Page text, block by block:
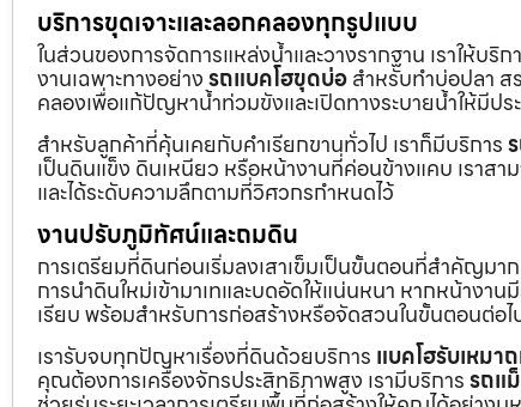
บริการขุดเจาะและลอกคลองทุกรูปแบบ
ในส่วนของการจัดการแหล่งน้ำและวางรากฐาน เราให้บริก
งานเฉพาะทางอย่างรถแบคโฮขุดบ่อสำหรับทำบ่อปลา ส
คลองเพื่อแก้ปัญหาน้ำท่วมขังและเปิดทางระบายน้ำให้มีป
สำหรับลูกค้าที่คุ้นเคยกับคำเรียกขานทั่วไป เราก็มีบริการ
เป็นดินแข็ง ดินเหนียว หรือหน้างานที่ค่อนข้างแคบ เราสา
และได้ระดับความลึกตามที่วิศวกรกำหนดไว้
งานปรับภูมิทัศน์และถมดิน
การเตรียมที่ดินก่อนเริ่มลงเสาเข็มเป็นขั้นตอนที่สำคัญมา
การนำดินใหม่เข้ามาเทและบดอัดให้แน่นหนา หากหน้างาน
เรียบ พร้อมสำหรับการก่อสร้างหรือจัดสวนในขั้นตอนต่อไ
เรารับจบทุกปัญหาเรื่องที่ดินด้วยบริการ แบคโฮรับเหมา
คุณต้องการเครื่องจักรประสิทธิภาพสูง เรามีบริการรถแ